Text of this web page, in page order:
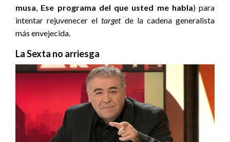
musa Ese programa del que usted me habla) para
intentar rejuvenecer eltargetde la cadena generalista
más envejecida.
La Sexta no arriesga